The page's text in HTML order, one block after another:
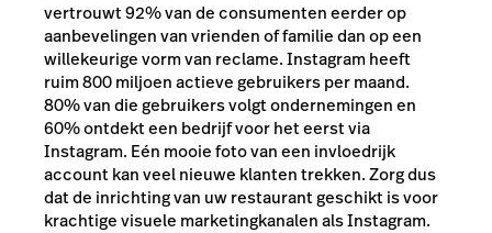
vertrouwt 92% van de consumenten eerder op
aanbevelingen van vrienden of familie dan op een
willekeurige vorm van reclame. Instagram heeft
ruim 800 miljoen actieve gebruikers per maand.
80% van die gebruikers volgt ondernemingen en
60% ontdekt een bedrijf voor het eerst via
Instagram. Eén mooie foto van een invloedrijk
account kan veel nieuwe klanten trekken. Zorg dus
dat de inrichting van uw restaurant geschikt is voor
krachtige visuele marketingkanalen als Instagram.